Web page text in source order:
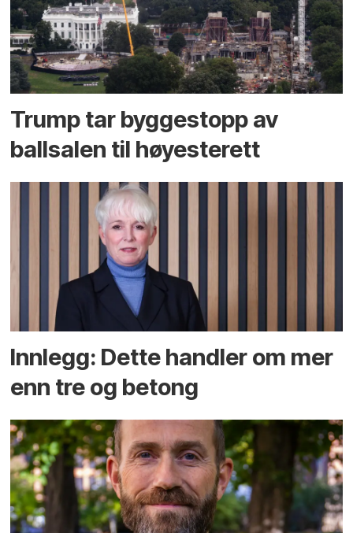
Trump tar byggestopp av
ballsalen til høyesterett
Innlegg: Dette handler om mer
enn tre og betong